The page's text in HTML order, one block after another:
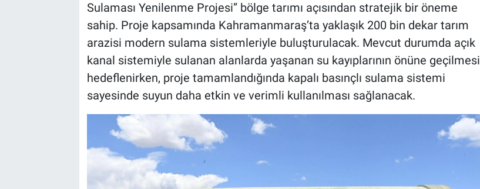
Sulaması Yenilenme Projesi” bölge tarımı açısından stratejik bir öneme
sahip. Proje kapsamında Kahramanmaraş’ta yaklaşık 200 bin dekar tarım
arazisi modern sulama sistemleriyle buluşturulacak. Mevcut durumda açık
kanal sistemiyle sulanan alanlarda yaşanan su kayıplarının önüne geçilmesi
hedeflenirken, proje tamamlandığında kapalı basınçlı sulama sistemi
sayesinde suyun daha etkin ve verimli kullanılması sağlanacak.